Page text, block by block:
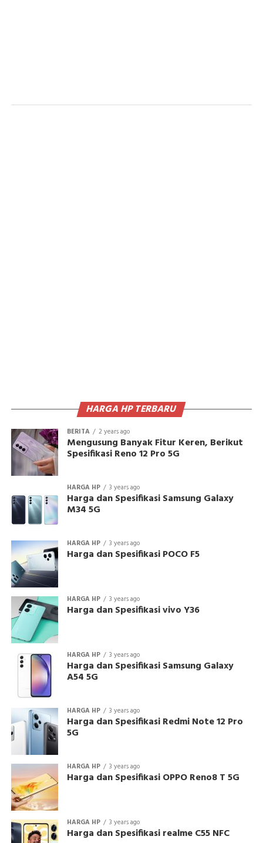
HARGA HP TERBARU
BERITA 2 years ago
Mengusung Banyak Fitur Keren, Berikut
Spesifikasi Reno 12 Pro 5G
HARGA HP 3 years ago
Harga dan Spesifikasi Samsung Galaxy
M34 5G
HARGA HP 3 years ago
Harga dan Spesifikasi POCO F5
HARGA HP 3 years ago
Harga dan Spesifikasi vivo Y36
HARGA HP 3 years ago
Harga dan Spesifikasi Samsung Galaxy
A54 5G
HARGA HP 3 years ago
Harga dan Spesifikasi Redmi Note 12 Pro
5G
HARGA HP 3 years ago
Harga dan Spesifikasi OPPO Reno8 T 5G
HARGA HP 3 years ago
Harga dan Spesifikasi realme C55 NFC